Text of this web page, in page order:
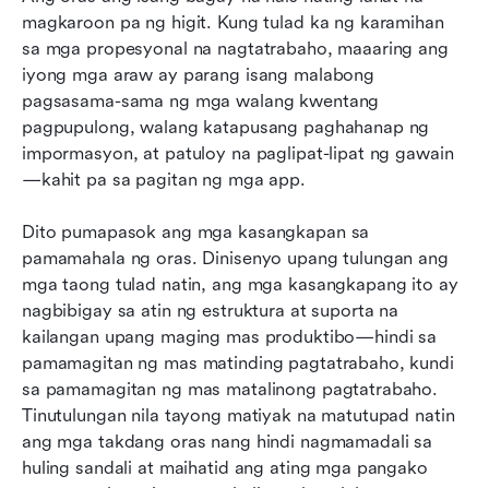
magkaroon pa ng higit. Kung tulad ka ng karamihan
sa mga propesyonal na nagtatrabaho, maaaring ang
iyong mga araw ay parang isang malabong
pagsasama-sama ng mga walang kwentang
pagpupulong, walang katapusang paghahanap ng
impormasyon, at patuloy na paglipat-lipat ng gawain
—kahit pa sa pagitan ng mga app.
Dito pumapasok ang mga kasangkapan sa
pamamahala ng oras. Dinisenyo upang tulungan ang
mga taong tulad natin, ang mga kasangkapang ito ay
nagbibigay sa atin ng estruktura at suporta na
kailangan upang maging mas produktibo—hindi sa
pamamagitan ng mas matinding pagtatrabaho, kundi
sa pamamagitan ng mas matalinong pagtatrabaho.
Tinutulungan nila tayong matiyak na matutupad natin
ang mga takdang oras nang hindi nagmamadali sa
huling sandali at maihatid ang ating mga pangako
Pinakamahusay na mga app para sa
Pinakamahusay na software para sa
pagsubaybay ng oras
Pinakamahusay na mga teknik at balangkas sa
Paano pumili ng pinakamahusay na
kasangkapan para sa pamamahala ng oras
Mga karaniwang pagkakamali sa pamamahala
ng oras na dapat iwasan
Ang hinaharap ng mga kasangkapan sa
pamamahala ng oras
Konklusyon